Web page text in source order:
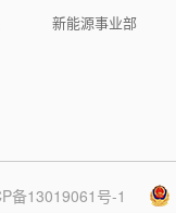
新能源事业部
备13019061号-1